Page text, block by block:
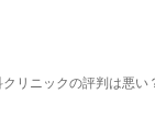
リニックの評判は悪い